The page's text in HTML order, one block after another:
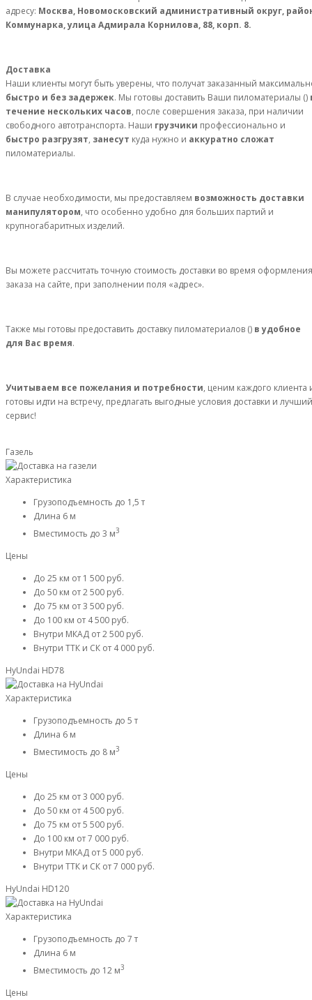
адресу: Москва, Новомосковский административный округ,
Коммунарка, улица Адмирала Корнилова, 88, корп. 8.
Доставка
Наши клиенты могут быть уверены, что получат заказанный
быстро и без задержек. Мы готовы доставить Ваши пиломатериалы ()
течение нескольких часов, после совершения заказа, при наличии
свободного автотранспорта. Наши грузчики профессионально и
быстро разгрузят, занесут куда нужно и аккуратно сложат
пиломатериалы.
В случае необходимости, мы предоставляем возможность доставки
манипулятором, что особенно удобно для больших партий и
крупногабаритных изделий.
Вы можете рассчитать точную стоимость доставки во время оформления
заказа на сайте, при заполнении поля «адрес».
Также мы готовы предоставить доставку пиломатериалов () в удобное
для Вас время.
Учитываем все пожелания и потребности, ценим каждого клиента
готовы идти на встречу, предлагать выгодные условия доставки и лучший
сервис!
Газель
Характеристика
Грузоподъемность до 1,5 т
Длина 6 м
Вместимость до 3 м3
Цены
До 25 км от 1 500 руб.
До 50 км от 2 500 руб.
До 75 км от 3 500 руб.
До 100 км от 4 500 руб.
Внутри МКАД от 2 500 руб.
Внутри ТТК и СК от 4 000 руб.
HyUndai HD78
Характеристика
Грузоподъемность до 5 т
Длина 6 м
Вместимость до 8 м3
Цены
До 25 км от 3 000 руб.
До 50 км от 4 500 руб.
До 75 км от 5 500 руб.
До 100 км от 7 000 руб.
Внутри МКАД от 5 000 руб.
Внутри ТТК и СК от 7 000 руб.
HyUndai HD120
Характеристика
Грузоподъемность до 7 т
Длина 6 м
Вместимость до 12 м3
Цены